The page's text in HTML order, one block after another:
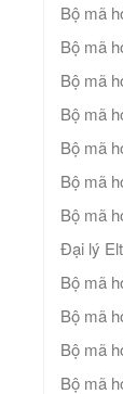
Bộ mã
Bộ mã
Bộ mã
Bộ mã
Bộ mã
Bộ mã
Bộ mã
Đại lý
Bộ mã
Bộ mã
Bộ mã
Bộ mã